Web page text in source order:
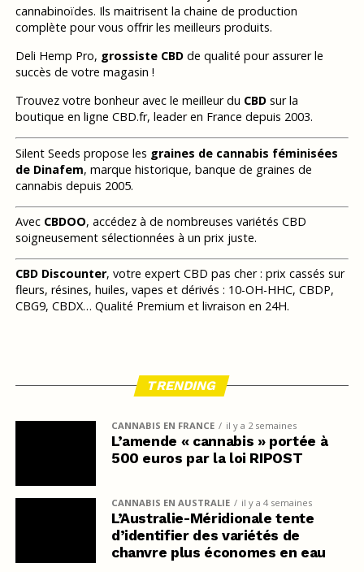
cannabinoïdes. Ils maitrisent la chaine de production
complète pour vous offrir les meilleurs produits.
Deli Hemp Pro, grossiste CBDde qualité pour assurer le
succès de votre magasin !
Trouvez votre bonheur avec le meilleur du CBDsur la
boutique en ligne CBD.fr, leader en France depuis 2003.
Silent Seeds propose les graines de cannabis féminisées
de Dinafem, marque historique, banque de graines de
cannabis depuis 2005.
Avec CBDOO, accédez à de nombreuses variétés CBD
soigneusement sélectionnées à un prix juste.
CBD Discounter, votre expert CBD pas cher : prix cassés sur
fleurs, résines, huiles, vapes et dérivés : 10-OH-HHC, CBDP,
CBG9, CBDX… Qualité Premium et livraison en 24H.
TRENDING
CANNABIS EN FRANCE il y a 2 semaines
L’amende « cannabis » portée à
500 euros par la loi RIPOST
CANNABIS EN AUSTRALIE il y a 4 semaines
L’Australie-Méridionale tente
d’identifier des variétés de
chanvre plus économes en eau